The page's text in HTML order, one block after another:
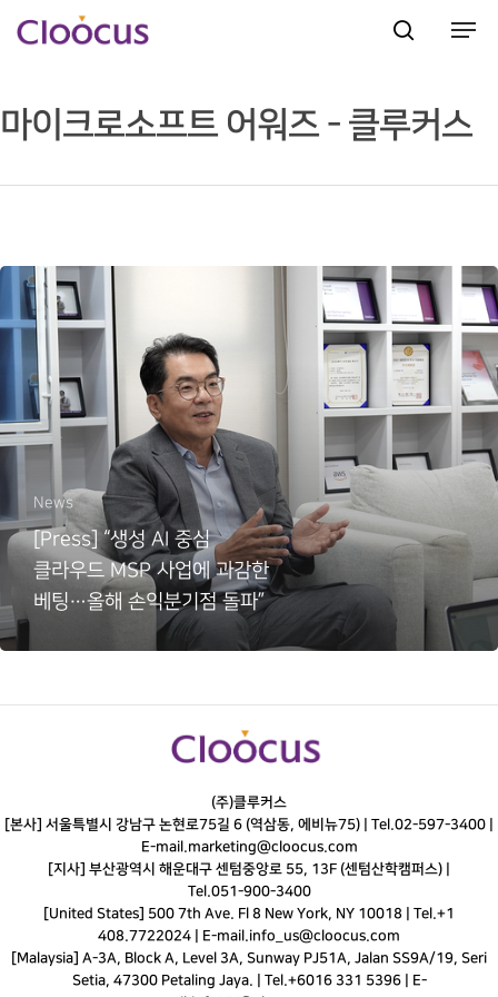
Hit enter to search or ESC to close
마이크로소프트 어워즈 - 클루커스
News
[Press] “생성 AI 중심
클라우드 MSP 사업에 과감한
베팅…올해 손익분기점 돌파”
(주)클루커스
[본사] 서울특별시 강남구 논현로75길 6 (역삼동, 에비뉴75) | Tel.02-597-3400
E-mail.marketing@cloocus.com
[지사] 부산광역시 해운대구 센텀중앙로 55, 13F (센텀산학캠퍼스) |
Tel.051-900-3400
[United States] 500 7th Ave. Fl 8 New York, NY 10018 | Tel.+1
408.7722024 | E-mail.info_us@cloocus.com
[Malaysia] A-3A, Block A, Level 3A, Sunway PJ51A, Jalan SS9A/19, Seri
Setia, 47300 Petaling Jaya. | Tel.+6016 331 5396 | E-